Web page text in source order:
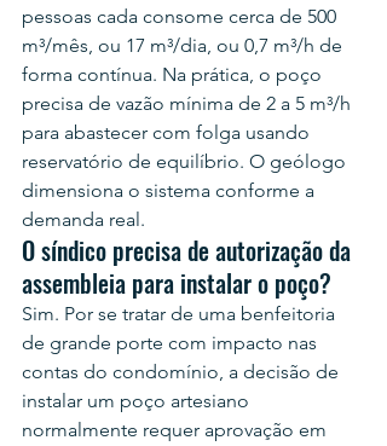
pessoas cada consome cerca de 500
m³/mês, ou 17 m³/dia, ou 0,7 m³/h de
forma contínua. Na prática, o poço
precisa de vazão mínima de 2 a 5 m³/h
para abastecer com folga usando
reservatório de equilíbrio. O geólogo
dimensiona o sistema conforme a
demanda real.
O síndico precisa de autorização da
assembleia para instalar o poço?
Sim. Por se tratar de uma benfeitoria
de grande porte com impacto nas
contas do condomínio, a decisão de
instalar um poço artesiano
normalmente requer aprovação em